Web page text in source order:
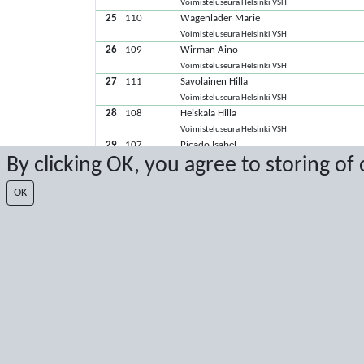
By clicking OK, you agree to storing
OK
Voimisteluseura Helsinki VSH
25 110 Wagenlader Marie
Voimisteluseura Helsinki VSH
26 109 Wirman Aino
Voimisteluseura Helsinki VSH
27 111 Savolainen Hilla
Voimisteluseura Helsinki VSH
28 108 Heiskala Hilla
Voimisteluseura Helsinki VSH
29 107 Picado Isabel
Voimisteluseura Helsinki VSH
29 Ünal Miray